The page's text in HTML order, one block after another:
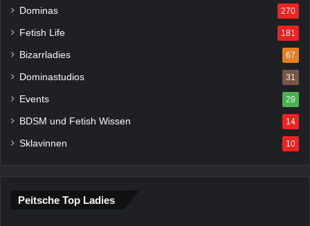
Dominas 270
Fetish Life 181
Bizarrladies 67
Dominastudios 31
Events 29
BDSM und Fetish Wissen 14
Sklavinnen 10
Peitsche Top Ladies